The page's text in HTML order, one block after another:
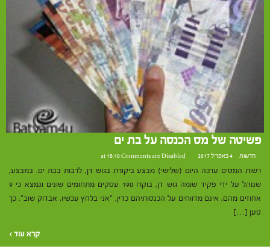
פשיטה של מס הכנסה על בת ים
חדשות 4 באפריל 2017 at 18:10 Comments are Disabled
רשות המסים ערכה היום (שלישי) מבצע ביקורת בגוש דן, לרבות בבת ים. במבצע,
שנוהל על ידי פקיד שומה גוש דן, בוקרו 190 עסקים מתחומים שונים ונמצא כי 9
אחוזים מהם, אינם מדווחים על הכנסותיהם כדין. "אני בלחץ עכשיו, אבדוק שוב", כך
טען […]
קרא עוד ›